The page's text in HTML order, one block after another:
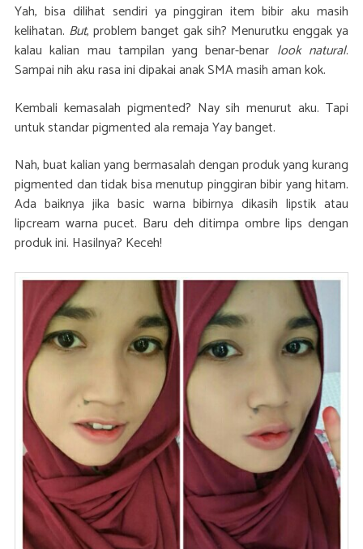
Yah, bisa dilihat sendiri ya pinggiran item bibir aku masih
kelihatan. But, problem banget gak sih? Menurutku enggak ya
kalau kalian mau tampilan yang benar-benar look natural.
Sampai nih aku rasa ini dipakai anak SMA masih aman kok.
Kembali kemasalah pigmented? Nay sih menurut aku. Tapi
untuk standar pigmented ala remaja Yay banget.
Nah, buat kalian yang bermasalah dengan produk yang kurang
pigmented dan tidak bisa menutup pinggiran bibir yang hitam.
Ada baiknya jika basic warna bibirnya dikasih lipstik atau
lipcream warna pucet. Baru deh ditimpa ombre lips dengan
produk ini. Hasilnya? Keceh!